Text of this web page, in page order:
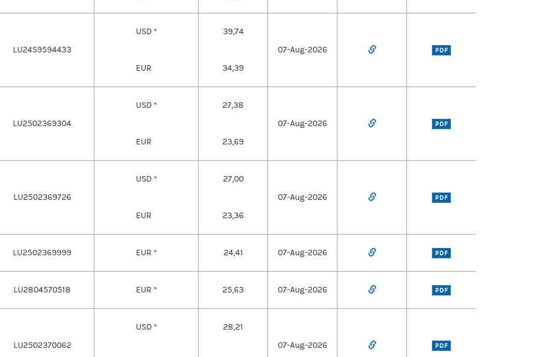
LU2459594433
USD *
EUR
39,74
34,39
07-Aug-2026 PDF
LU2502369304
USD *
EUR
27,38
23,69
07-Aug-2026 PDF
LU2502369726
USD *
EUR
27,00
23,36
07-Aug-2026 PDF
LU2502369999 EUR * 24,41 07-Aug-2026 PDF
LU2804570518 EUR * 25,63 07-Aug-2026 PDF
LU2502370062
USD *
28,21
07-Aug-2026
PDF